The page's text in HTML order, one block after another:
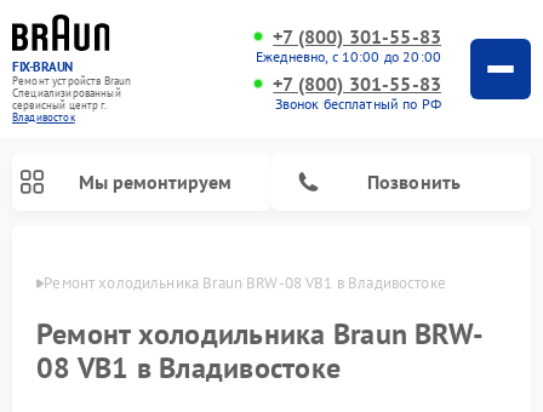
FIX-BRAUN
Ремонт устройств Braun
Специализированный
cервисный центр г.
Владивосток
+7 (800) 301-55-83
Ежедневно, с 10:00 до 20:00
+7 (800) 301-55-83
Звонок бесплатный по РФ
Мы ремонтируем Позвонить
Ремонт холодильника Braun BRW-08 VB1 в Владивостоке
Ремонт холодильника Braun BRW-
08 VB1 в Владивостоке